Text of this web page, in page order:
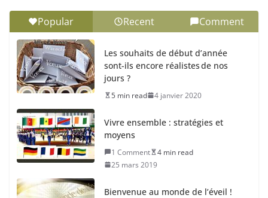
Popular Recent Comment
Les souhaits de début d’année
sont-ils encore réalistes de nos
jours ?
5 min read 4 janvier 2020
Vivre ensemble : stratégies et
moyens
1 Comment
4 min read
25 mars 2019
Bienvenue au monde de l’éveil !